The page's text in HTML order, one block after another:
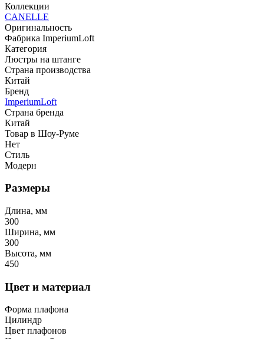
Коллекции
CANELLE
Оригинальность
Фабрика ImperiumLoft
Категория
Люстры на штанге
Страна производства
Китай
Бренд
ImperiumLoft
Страна бренда
Китай
Товар в Шоу-Руме
Нет
Стиль
Модерн
Размеры
Длина, мм
300
Ширина, мм
300
Высота, мм
450
Цвет и материал
Форма плафона
Цилиндр
Цвет плафонов